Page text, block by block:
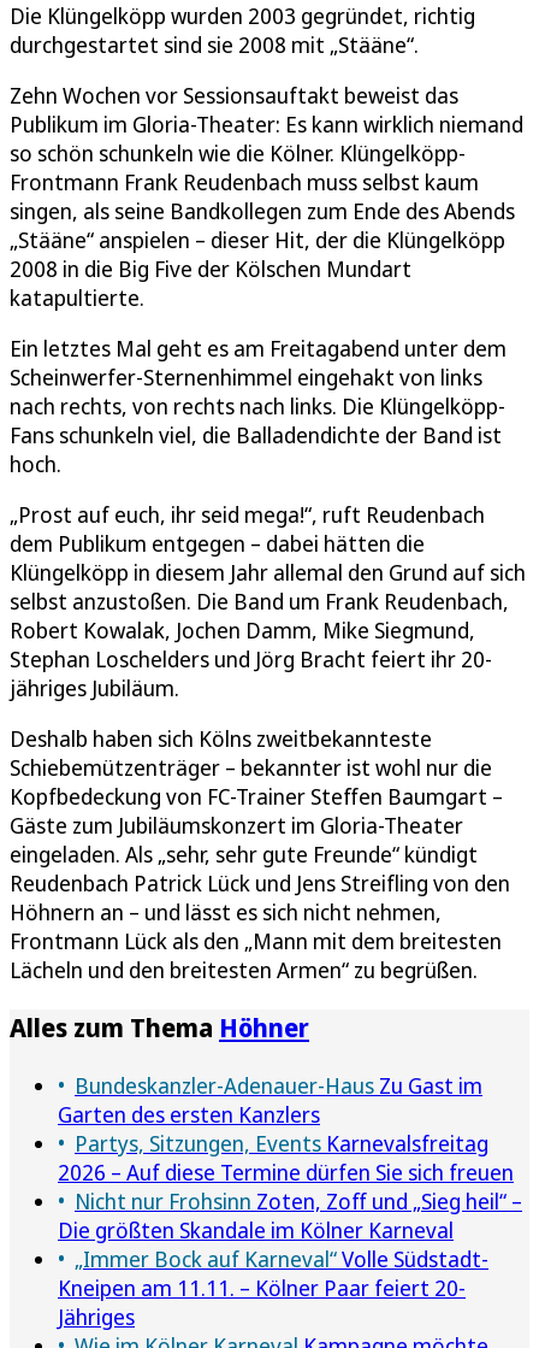
Die Klüngelköpp wurden 2003 gegründet, richtig
durchgestartet sind sie 2008 mit „Stääne“.
Zehn Wochen vor Sessionsauftakt beweist das
Publikum im Gloria-Theater: Es kann wirklich niemand
so schön schunkeln wie die Kölner. Klüngelköpp-
Frontmann Frank Reudenbach muss selbst kaum
singen, als seine Bandkollegen zum Ende des Abends
„Stääne“ anspielen – dieser Hit, der die Klüngelköpp
2008 in die Big Five der Kölschen Mundart
katapultierte.
Ein letztes Mal geht es am Freitagabend unter dem
Scheinwerfer-Sternenhimmel eingehakt von links
nach rechts, von rechts nach links. Die Klüngelköpp-
Fans schunkeln viel, die Balladendichte der Band ist
hoch.
„Prost auf euch, ihr seid mega!“, ruft Reudenbach
dem Publikum entgegen – dabei hätten die
Klüngelköpp in diesem Jahr allemal den Grund auf sich
selbst anzustoßen. Die Band um Frank Reudenbach,
Robert Kowalak, Jochen Damm, Mike Siegmund,
Stephan Loschelders und Jörg Bracht feiert ihr 20-
jähriges Jubiläum.
Deshalb haben sich Kölns zweitbekannteste
Schiebemützenträger – bekannter ist wohl nur die
Kopfbedeckung von FC-Trainer Steffen Baumgart –
Gäste zum Jubiläumskonzert im Gloria-Theater
eingeladen. Als „sehr, sehr gute Freunde“ kündigt
Reudenbach Patrick Lück und Jens Streifling von den
Höhnern an – und lässt es sich nicht nehmen,
Frontmann Lück als den „Mann mit dem breitesten
Lächeln und den breitesten Armen“ zu begrüßen.
Alles zum Thema Höhner
Bundeskanzler-Adenauer-Haus Zu Gast im
Garten des ersten Kanzlers
Partys, Sitzungen, Events Karnevalsfreitag
2026 – Auf diese Termine dürfen Sie sich freuen
Nicht nur Frohsinn Zoten, Zoff und „Sieg heil“ –
Die größten Skandale im Kölner Karneval
„Immer Bock auf Karneval“Volle Südstadt-
Kneipen am 11.11. – Kölner Paar feiert 20-
Jähriges